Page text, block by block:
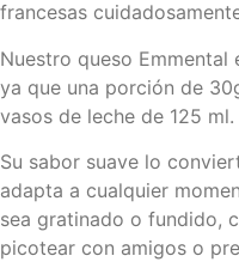
francesas
Nuestro queso
ya que una porción de
vasos de leche de 125 ml.
Su sabor suave lo
adapta a cualquier
sea gratinado o fundido,
picotear con amigos o